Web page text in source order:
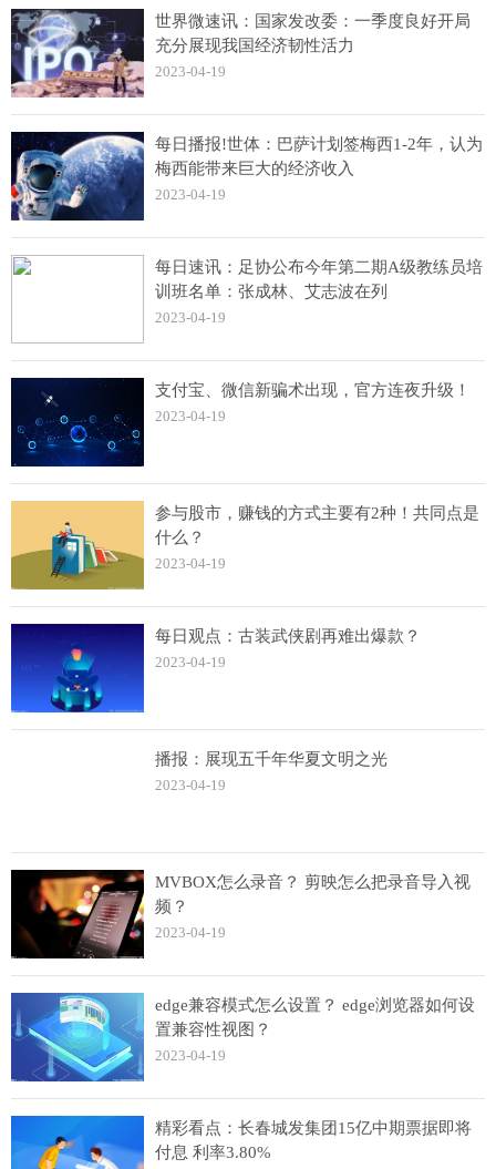
世界微速讯：国家发改委：一季度良好开局
充分展现我国经济韧性活力
2023-04-19
每日播报!世体：巴萨计划签梅西1-2年，认为
梅西能带来巨大的经济收入
2023-04-19
每日速讯：足协公布今年第二期A级教练员培
训班名单：张成林、艾志波在列
2023-04-19
支付宝、微信新骗术出现，官方连夜升级！
2023-04-19
参与股市，赚钱的方式主要有2种！共同点是
什么？
2023-04-19
每日观点：古装武侠剧再难出爆款？
2023-04-19
播报：展现五千年华夏文明之光
2023-04-19
MVBOX怎么录音？ 剪映怎么把录音导入视
频？
2023-04-19
edge兼容模式怎么设置？ edge浏览器如何设
置兼容性视图？
2023-04-19
精彩看点：长春城发集团15亿中期票据即将
付息 利率3.80%